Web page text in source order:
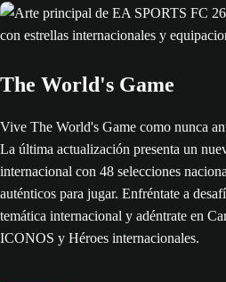
The World's Game
Vive The World's Game como nunca
La última actualización presenta un
internacional con 48 selecciones
auténticos para jugar. Enfréntate a
temática internacional y adéntrate en
ICONOS y Héroes internacionales.